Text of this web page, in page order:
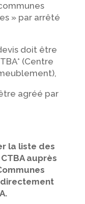
» par arrêté
doit être
(Centre
agréé par
la liste des
auprès
directement